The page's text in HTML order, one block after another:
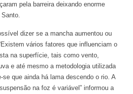
pela barreira deixando enorme
dizer se a mancha aumentou ou
vários fatores que influenciam o
na superfície, tais como vento,
e até mesmo a metodologia utilizada
que ainda há lama descendo o rio. A
na foz é variável” informou a